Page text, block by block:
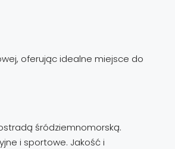
oferując idealne miejsce do
śródziemnomorską.
i sportowe. Jakość i